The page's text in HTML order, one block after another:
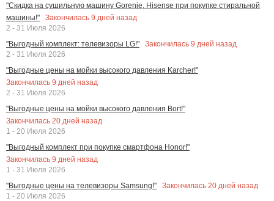
"Скидка на сушильную машину Gorenje, Hisense при покупке стиральной
машины!"
Закончилась 9 дней назад
2 - 31 Июля 2026
"Выгодный комплект: телевизоры LG!"
Закончилась 9 дней назад
2 - 31 Июля 2026
"Выгодные цены на мойки высокого давления Karcher!"
Закончилась 9 дней назад
2 - 31 Июля 2026
"Выгодные цены на мойки высокого давления Bort!"
Закончилась 20 дней назад
1 - 20 Июля 2026
"Выгодный комплект при покупке смартфона Honor!"
Закончилась 9 дней назад
1 - 31 Июля 2026
"Выгодные цены на телевизоры Samsung!"
Закончилась 20 дней назад
1 - 20 Июля 2026